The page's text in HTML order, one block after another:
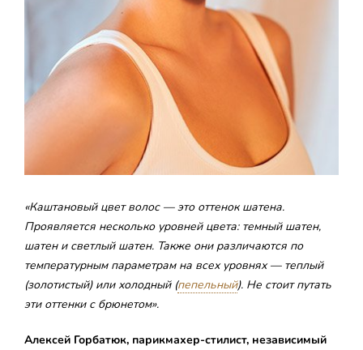
«Каштановый цвет волос — это оттенок шатена.
Проявляется несколько уровней цвета: темный шатен,
шатен и светлый шатен. Также они различаются по
температурным параметрам на всех уровнях — теплый
(золотистый) или холодный (пепельный). Не стоит путать
эти оттенки с брюнетом».
Алексей Горбатюк, парикмахер-стилист, независимый